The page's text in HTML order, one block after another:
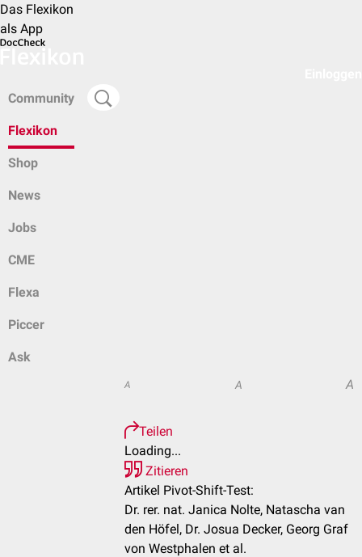
Das Flexikon
als App
Community
Flexikon
Shop
News
Jobs
CME
Flexa
Piccer
Ask
A A A
Teilen
Loading...
Zitieren
Artikel Pivot-Shift-Test:
Dr. rer. nat. Janica Nolte, Natascha van
den Höfel, Dr. Josua Decker, Georg Graf
von Westphalen et al.